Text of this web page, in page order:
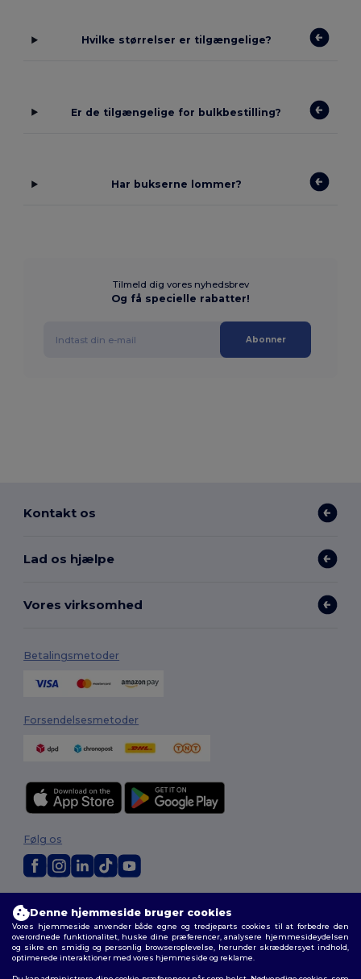
Hvilke størrelser er tilgængelige?
Er de tilgængelige for bulkbestilling?
Har bukserne lommer?
Tilmeld dig vores nyhedsbrev
Og få specielle rabatter!
Abonner
Kontakt os
Lad os hjælpe
Vores virksomhed
Betalingsmetoder
Forsendelsesmetoder
Vilkår og Betingelser|Tilpasset politik |Fortrolighedspolitik
cookies|Sitemap
Følg os
Denne hjemmeside bruger cookies
Vores hjemmeside anvender både egne og tredjeparts cookies til at forbedre den
overordnede funktionalitet, huske dine præferencer, analysere hjemmesideydelsen
og sikre en smidig og personlig browseroplevelse, herunder skræddersyet indhold,
optimerede interaktioner med vores hjemmeside og reklame.